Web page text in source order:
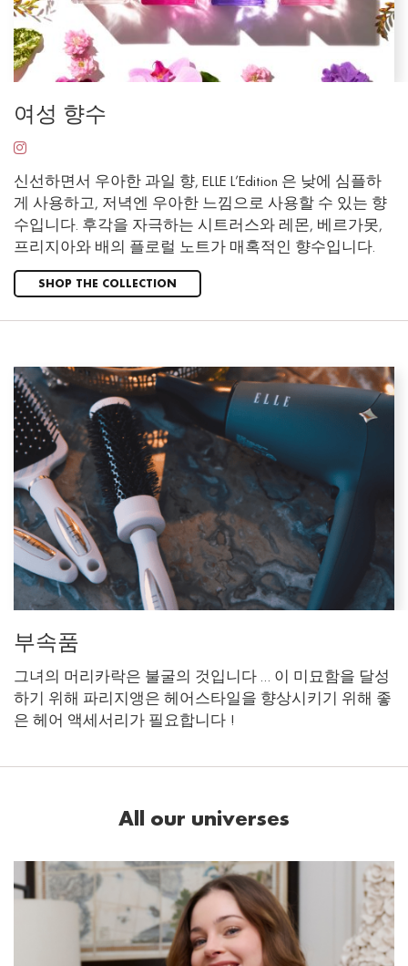
여성 향수
신선하면서 우아한 과일 향, ELLE L’Edition 은 낮에 심플하
게 사용하고, 저녁엔 우아한 느낌으로 사용할 수 있는 향
수입니다. 후각을 자극하는 시트러스와 레몬, 베르가못,
프리지아와 배의 플로럴 노트가 매혹적인 향수입니다.
SHOP THE COLLECTION
부속품
그녀의 머리카락은 불굴의 것입니다 … 이 미묘함을 달성
하기 위해 파리지앵은 헤어스타일을 향상시키기 위해 좋
은 헤어 액세서리가 필요합니다 !
All our universes